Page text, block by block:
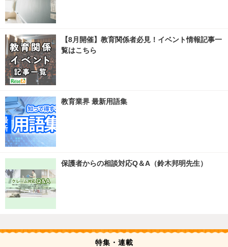
【8月開催】教育関係者必見！イベント情報記事一
覧はこちら
教育業界 最新用語集
保護者からの相談対応Q＆A（鈴木邦明先生）
特集・連載